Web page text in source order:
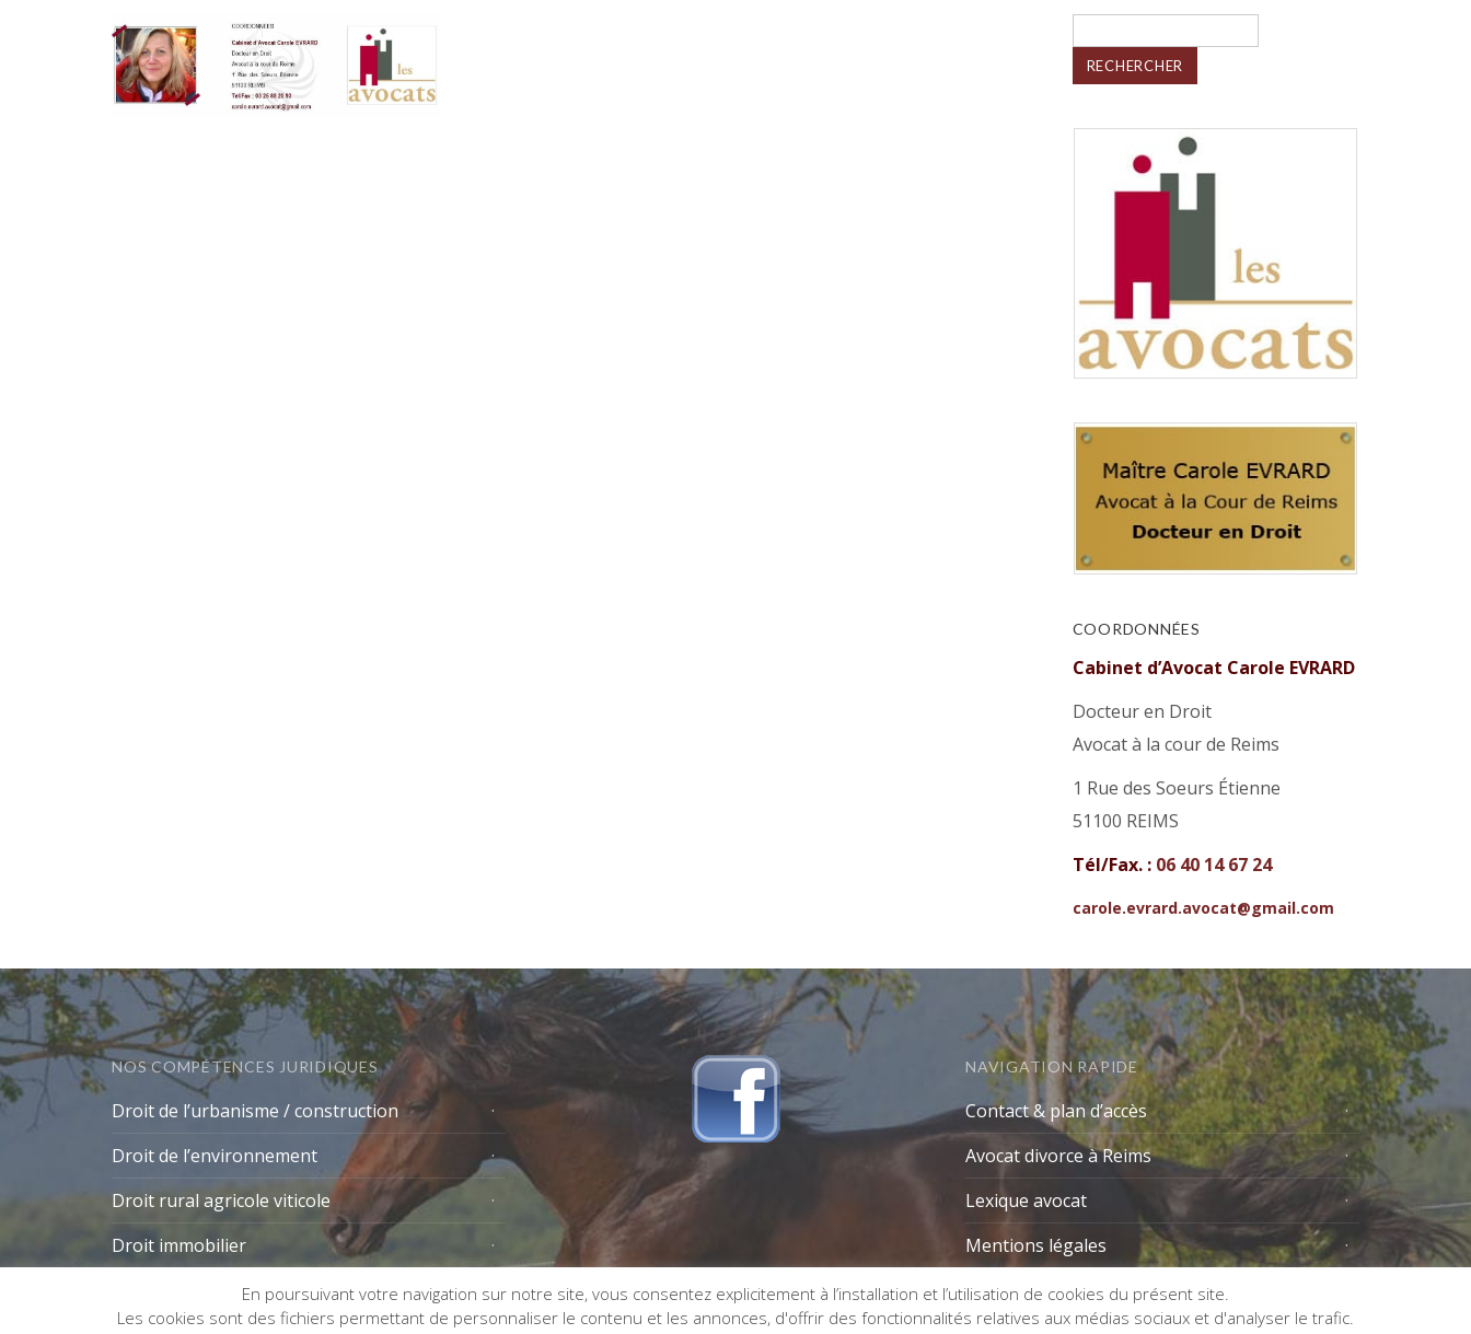
COORDONNÉES
Cabinet d’Avocat Carole EVRARD
Docteur en Droit
Avocat à la cour de Reims
1 Rue des Soeurs Étienne
51100 REIMS
Tél/Fax. : 06 40 14 67 24
carole.evrard.avocat@gmail.com
NOS COMPÉTENCES JURIDIQUES
Droit de l’urbanisme / construction
Droit de l’environnement
Droit rural agricole viticole
Droit immobilier
NAVIGATION RAPIDE
Contact & plan d’accès
Avocat divorce à Reims
Lexique avocat
Mentions légales
Gestion des cookies
En poursuivant votre navigation sur notre site, vous consentez explicitement à l’installation et l’utilisation de cookies du présent site.
Les cookies sont des fichiers permettant de personnaliser le contenu et les annonces, d'offrir des fonctionnalités relatives aux médias sociaux et d'analyser le trafic.